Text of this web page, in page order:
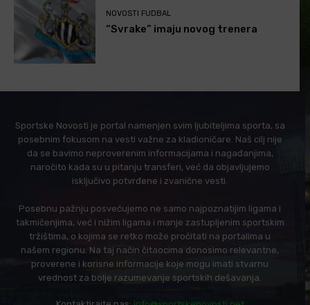
NOVOSTI FUDBAL
“Svrake” imaju novog trenera
Sportske Novosti je portal namenjen svim ljubiteljima sporta, sa
posebnim fokusom na vesti važne za kladioničare. Naš cilj nije
da se bavimo neproverenim informacijama i nagađanjima,
naročito kada su u pitanju transferi, već da objavljujemo
isključivo potvrđene i zvanične vesti.
Posebnu pažnju posvećujemo ne samo najpoznatijim ligama i
takmičenjima, već i nižim ligama i manje zastupljenim sportskim
tržištima, o kojima se retko može pročitati na portalima u
našem regionu. Na taj način čitaocima donosimo relevantne,
proverene i korisne informacije koje mogu imati stvarnu
vrednost za bolje razumevanje sportskih dešavanja.